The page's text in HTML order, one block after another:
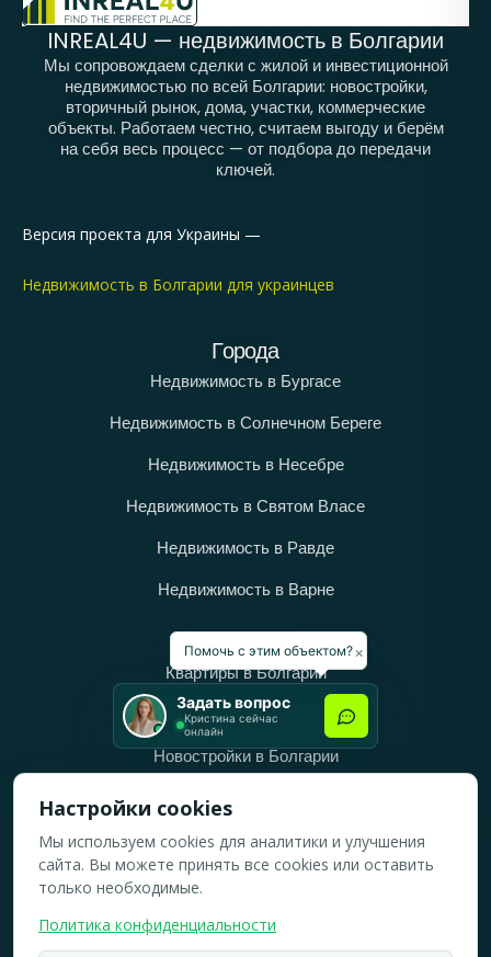
INREAL4U — недвижимость в Болгарии
Мы сопровождаем сделки с жилой и инвестиционной
недвижимостью по всей Болгарии: новостройки,
вторичный рынок, дома, участки, коммерческие
объекты. Работаем честно, считаем выгоду и берём
на себя весь процесс — от подбора до передачи
ключей.
Версия проекта для Украины —
Недвижимость в Болгарии для украинцев
Города
Недвижимость в Бургасе
Недвижимость в Солнечном Береге
Недвижимость в Несебре
Недвижимость в Святом Власе
Недвижимость в Равде
Недвижимость в Варне
Категории
Квартиры в Болгарии
Дома в Болгарии
Новостройки в Болгарии
Вторичное жильё в Болгарии
Рабочее время
ПН-ПТ: 10:00 — 18:00
ВС: Выходной
×
Помочь с этим объектом?
Задать вопрос
Кристина сейчас
онлайн
Настройки cookies
Мы используем cookies для аналитики и улучшения
сайта. Вы можете принять все cookies или оставить
только необходимые.
Политика конфиденциальности